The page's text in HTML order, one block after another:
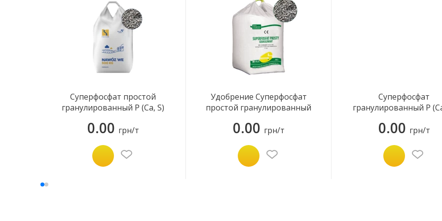
Суперфосфат простой
гранулированный P (Ca, S)
0.00 грн/т
Удобрение Суперфосфат
простой гранулированный
0.00 грн/т
Суперфосфат
гранулированный P
0.00 грн/т